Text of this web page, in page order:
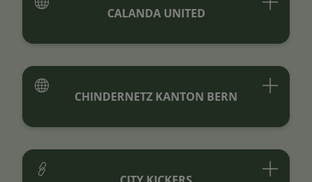
CALANDA UNITED
CHINDERNETZ KANTON BERN